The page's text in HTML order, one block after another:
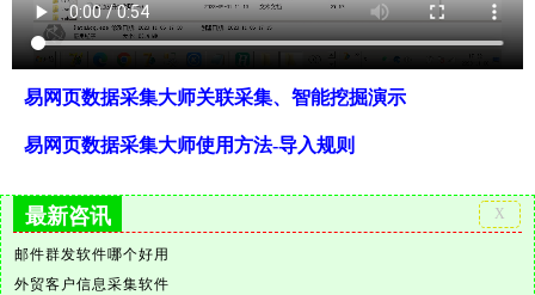
易网页数据采集大师关联采集、智能挖掘演示
易网页数据采集大师使用方法-导入规则
最新咨讯
邮件群发软件哪个好用
外贸客户信息采集软件